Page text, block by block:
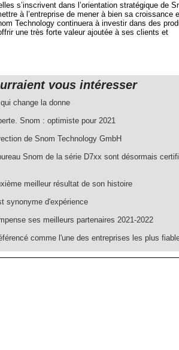
s’inscrivent dans l’orientation stratégique de
à l’entreprise de mener à bien sa croissance
Technology continuera à investir dans des
une très forte valeur ajoutée à ses clients et
vous intéresser
change la donne
Snom : optimiste pour 2021
de Snom Technology GmbH
Snom de la série D7xx sont désormais
meilleur résultat de son histoire
synonyme d'expérience
ses meilleurs partenaires 2021-2022
comme l'une des entreprises les plus